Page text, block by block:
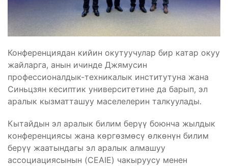
Конференциядан кийин окутуучулар бир катар окуу
жайларга, анын ичинде Джямусин
профессионалдык-техникалык институтуна жана
Синьцзян кесиптик университетине да барып, эл
аралык кызматташуу маселелерин талкуулады.
Кытайдын эл аралык билим берүү боюнча жылдык
конференциясы жана көргөзмөсү өлкөнүн билим
берүү жаатындагы эл аралык алмашуу
ассоциациясынын (CEAIE) чакыруусу менен